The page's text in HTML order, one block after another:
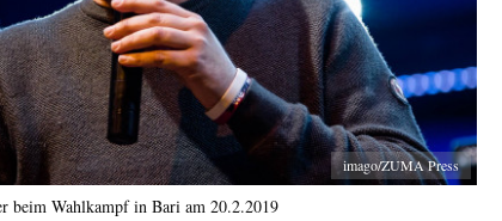
imago/ZUMA Press
beim Wahlkampf in Bari am 20.2.2019